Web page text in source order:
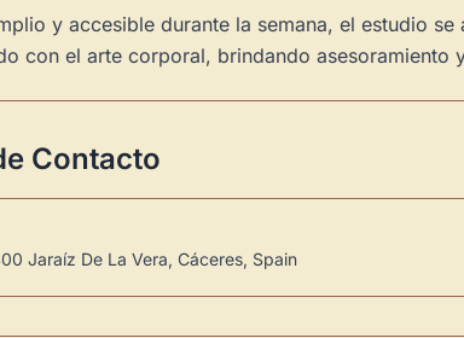
y accesible durante la semana, el estudio
con el arte corporal, brindando
Contacto
Jaraíz De La Vera, Cáceres, Spain